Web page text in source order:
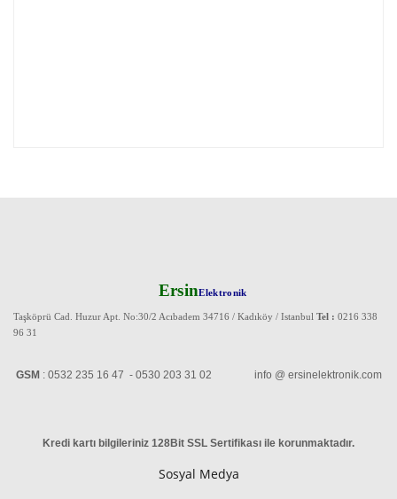
ErsinElektronik
Taşköprü Cad. Huzur Apt. No:30/2 Acıbadem 34716 / Kadıköy / Istanbul Tel : 0216 338
96 31
GSM : 0532 235 16 47 - 0530 203 31 02 info @ ersinelektronik.com
Kredi kartı bilgileriniz 128Bit SSL Sertifikası ile korunmaktadır.
Sosyal Medya